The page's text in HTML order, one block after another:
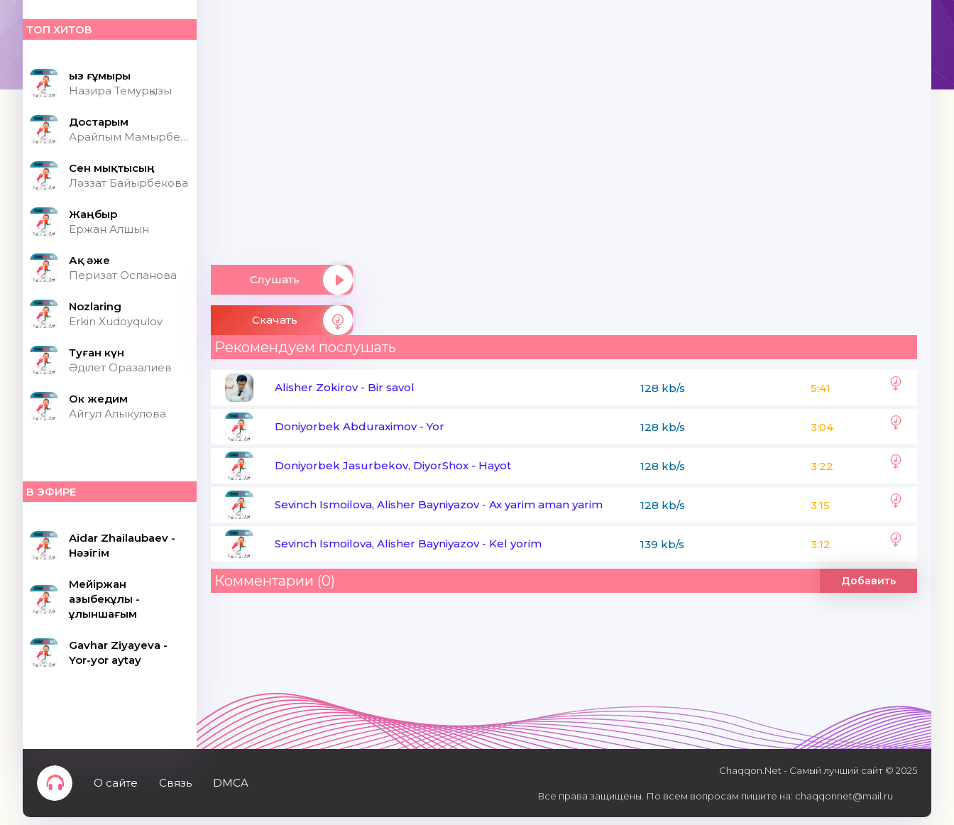
ТОП ХИТОВ
Қыз ғұмыры
Назира Темурқызы
Достарым
Арайлым Мамырбекқызы
Сен мықтысың
Ләззат Байырбекова
Жаңбыр
Ержан Алшын
Ақ әже
Перизат Оспанова
Nozlaring
Erkin Xudoyqulov
Туған күн
Әділет Оразалиев
Ок жедим
Айгул Алыкулова
В ЭФИРЕ
Aidar Zhailaubaev -
Нәзігім
Мейіржан
Қазыбекұлы -
Құлыншағым
Gavhar Ziyayeva -
Yor-yor aytay
Слушать
Скачать
Рекомендуем послушать
Alisher Zokirov- Bir savol 128 kb/s 5:41
Doniyorbek Abduraximov-Yor 128 kb/s 3:04
Doniyorbek Jasurbekov, DiyorShox - Hayot 128 kb/s 3:22
Sevinch Ismoilova, Alisher Bayniyazov- Ax yarim aman yarim 128 kb/s 3:15
Sevinch Ismoilova, Alisher Bayniyazov- Kel yorim 139 kb/s 3:12
Комментарии (0) Добавить
О сайте Связь DMCA
Chaqqon.Net - Самый лучший сайт © 2025
Все права защищены. По всем вопросам пишите на: chaqqonnet@mail.ru